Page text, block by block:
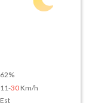
62%
11-30Km/h
Est